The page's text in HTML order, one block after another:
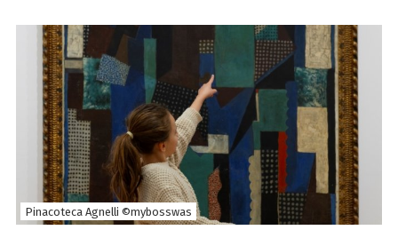
Pinacoteca Agnelli ©mybosswas